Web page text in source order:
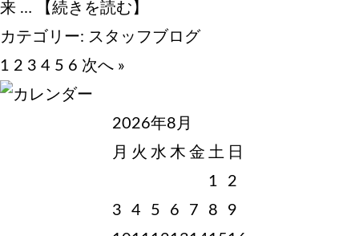
来 …
【続きを読む】
カテゴリー: スタッフブログ
1 2 3 4 5 6 次へ »
2026年8月
月 火 水 木 金 土 日
1
2
3
4 5 6 7 8
9